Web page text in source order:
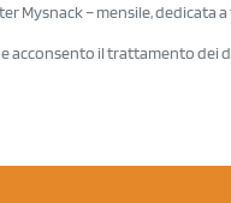
Mysnack – mensile, dedicata
acconsento il trattamento dei